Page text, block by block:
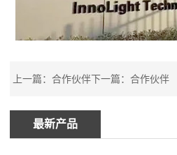
上一篇：合作伙伴下一篇：合作伙伴
最新产品